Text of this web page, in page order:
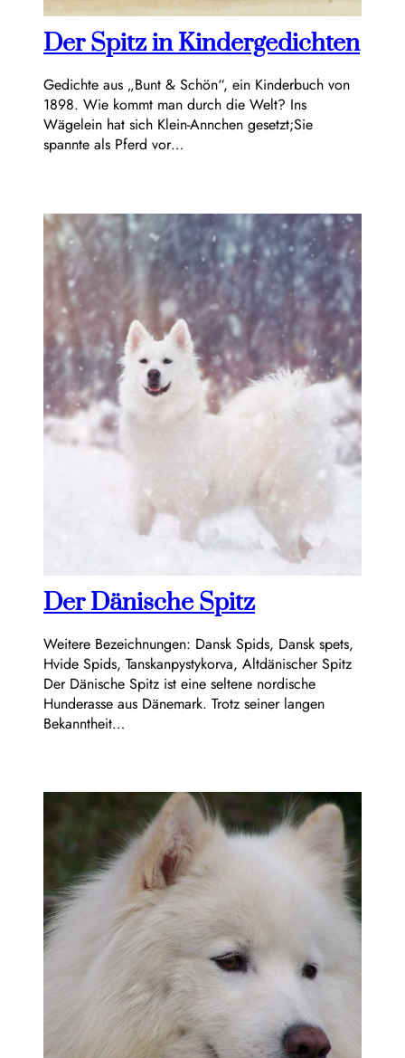
Der Spitz in Kindergedichten
Gedichte aus „Bunt & Schön“, ein Kinderbuch von
1898. Wie kommt man durch die Welt? Ins
Wägelein hat sich Klein-Annchen gesetzt;Sie
spannte als Pferd vor…
Der Dänische Spitz
Weitere Bezeichnungen: Dansk Spids, Dansk spets,
Hvide Spids, Tanskanpystykorva, Altdänischer Spitz
Der Dänische Spitz ist eine seltene nordische
Hunderasse aus Dänemark. Trotz seiner langen
Bekanntheit…